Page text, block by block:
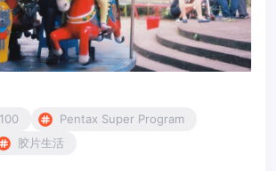
Pentax Super Program
胶片生活